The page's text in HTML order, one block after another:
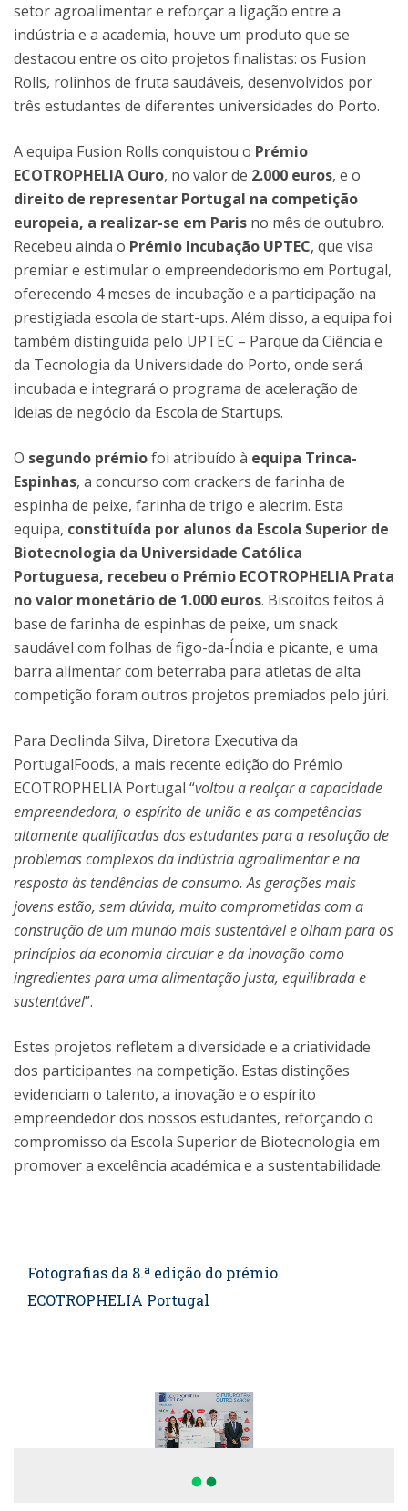
setor agroalimentar e reforçar a ligação entre a
indústria e a academia, houve um produto que se
destacou entre os oito projetos finalistas: os Fusion
Rolls, rolinhos de fruta saudáveis, desenvolvidos por
três estudantes de diferentes universidades do Porto.
A equipa Fusion Rolls conquistou o Prémio
ECOTROPHELIA Ouro, no valor de 2.000 euros, e o
direito de representar Portugal na competição
europeia, a realizar-se em Paris no mês de outubro.
Recebeu ainda o Prémio Incubação UPTEC, que visa
premiar e estimular o empreendedorismo em Portugal,
oferecendo 4 meses de incubação e a participação na
prestigiada escola de start-ups. Além disso, a equipa foi
também distinguida pelo UPTEC – Parque da Ciência e
da Tecnologia da Universidade do Porto, onde será
incubada e integrará o programa de aceleração de
ideias de negócio da Escola de Startups.
O segundo prémiofoi atribuído à equipa Trinca-
Espinhas, a concurso com crackers de farinha de
espinha de peixe, farinha de trigo e alecrim. Esta
equipa, constituída por alunos da Escola Superior de
Biotecnologia da Universidade Católica
Portuguesa, recebeu o Prémio ECOTROPHELIA Prata
no valor monetário de 1.000 euros. Biscoitos feitos à
base de farinha de espinhas de peixe, um snack
saudável com folhas de figo-da-Índia e picante, e uma
barra alimentar com beterraba para atletas de alta
competição foram outros projetos premiados pelo júri.
Para Deolinda Silva, Diretora Executiva da
PortugalFoods, a mais recente edição do Prémio
ECOTROPHELIA Portugal “voltou a realçar a capacidade
empreendedora, o espírito de união e as competências
altamente qualificadas dos estudantes para a resolução de
problemas complexos da indústria agroalimentar e na
resposta às tendências de consumo. As gerações mais
jovens estão, sem dúvida, muito comprometidas com a
construção de um mundo mais sustentável e olham para os
princípios da economia circular e da inovação como
ingredientes para uma alimentação justa, equilibrada e
sustentável”.
Estes projetos refletem a diversidade e a criatividade
dos participantes na competição. Estas distinções
evidenciam o talento, a inovação e o espírito
empreendedor dos nossos estudantes, reforçando o
compromisso da Escola Superior de Biotecnologia em
promover a excelência académica e a sustentabilidade.
Fotografias da 8.ª edição do prémio
ECOTROPHELIA Portugal
fiber_manual_record fiber_manual_record